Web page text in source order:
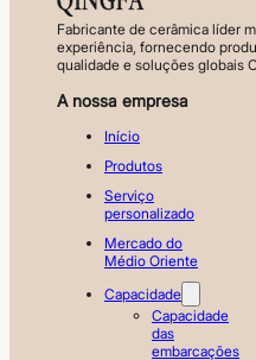
Fabricante de cerâmica líder
experiência, fornecendo
qualidade e soluções globais
A nossa empresa
Início
Produtos
Serviço
personalizado
Mercado do
Médio Oriente
Capacidade
Capacidade
das
embarcações